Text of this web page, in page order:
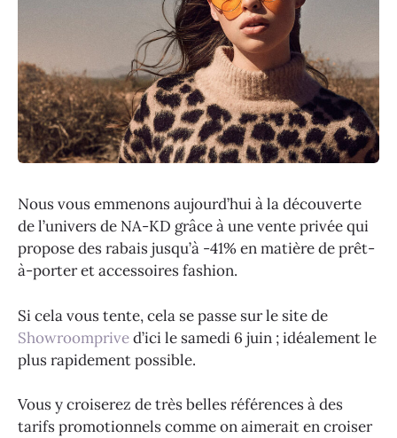
Nous vous emmenons aujourd’hui à la découverte
de l’univers de NA-KD grâce à une vente privée qui
propose des rabais jusqu’à -41% en matière de prêt-
à-porter et accessoires fashion.
Si cela vous tente, cela se passe sur le site de
Showroomprived’ici le samedi 6 juin ; idéalement le
plus rapidement possible.
Vous y croiserez de très belles références à des
tarifs promotionnels comme on aimerait en croiser